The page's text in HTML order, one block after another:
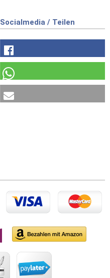
Socialmedia / Teilen